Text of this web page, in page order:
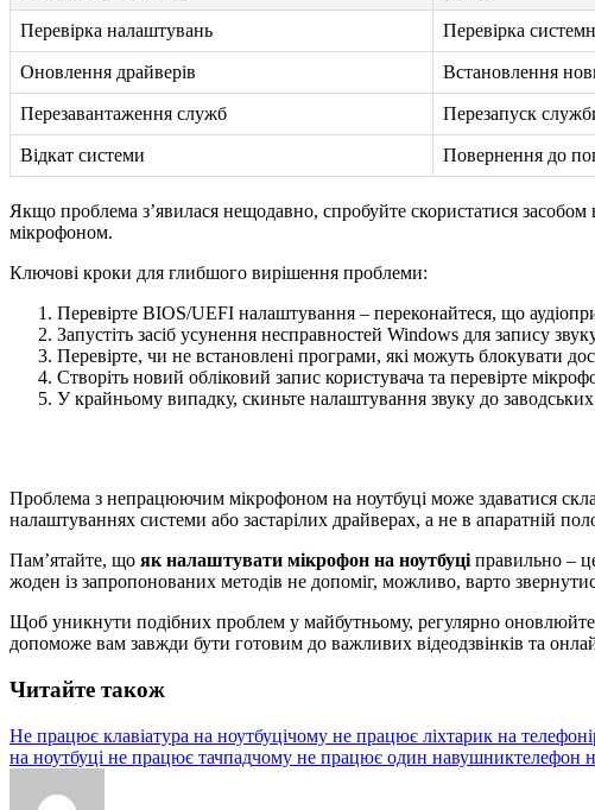
Перевірка налаштувань Перевірка
Оновлення драйверів Встановлення
Перезавантаження служб Перезапуск
Відкат системи Повернення до
Якщо проблема з’явилася нещодавно, спробуйте скористатися
мікрофоном.
Ключові кроки для глибшого вирішення проблеми:
Перевірте BIOS/UEFI налаштування – переконайтеся, що
Запустіть засіб усунення несправностей Windows для запису
Перевірте, чи не встановлені програми, які можуть блокувати
Створіть новий обліковий запис користувача та перевірте
У крайньому випадку, скиньте налаштування звуку до заводських
Проблема з непрацюючим мікрофоном на ноутбуці може здаватися
налаштуваннях системи або застарілих драйверах, а не в апаратній
Пам’ятайте, що як налаштувати мікрофон на ноутбуці правильно –
жоден із запропонованих методів не допоміг, можливо, варто
Щоб уникнути подібних проблем у майбутньому, регулярно оновлюйте
допоможе вам завжди бути готовим до важливих відеодзвінків та
Читайте також
Не працює клавіатура на ноутбуцічому не працює ліхтарик на телефоні
на ноутбуці не працює тачпадчому не працює один навушниктелефон